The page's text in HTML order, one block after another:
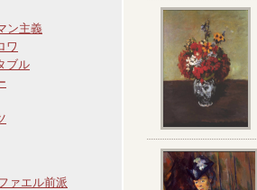
ン主義
ワ
ブル
ァエル前派